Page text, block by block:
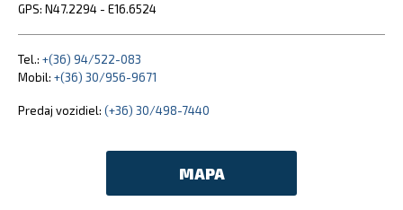
GPS: N47.2294 - E16.6524
Tel.: +(36) 94/522-083
Mobil: +(36) 30/956-9671
Predaj vozidiel: (+36) 30/498-7440
MAPA